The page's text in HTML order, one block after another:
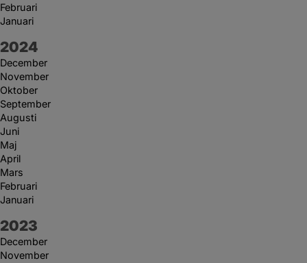
Februari
Januari
År:
2024
December
November
Oktober
September
Augusti
Juni
Maj
April
Mars
Februari
Januari
År:
2023
December
November